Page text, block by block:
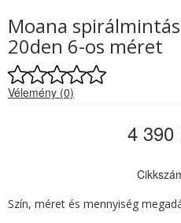
Moana
20den 6-os méret
Vélemény (0)
4 390
Szín, méret és mennyiség